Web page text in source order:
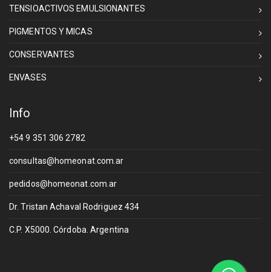
TENSIOACTIVOS EMULSIONANTES
PIGMENTOS Y MICAS
CONSERVANTES
ENVASES
Info
+54 9 351 306 2782
consultas@homeonat.com.ar
pedidos@homeonat.com.ar
Dr. Tristan Achaval Rodriguez 434
C.P. X5000. Córdoba. Argentina